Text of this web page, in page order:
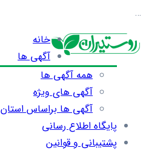
…
خانه
آگهی ها
همه آگهی ها
آگهی های ویژه
آگهی ها براساس استان
پایگاه اطلاع رسانی
پشتیبانی و قوانین